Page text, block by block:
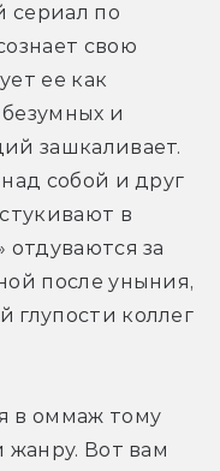
сериал по
свою
ее как
и
зашкаливает.
собой и друг
в
отдуваются за
после уныния,
глупости коллег
в оммаж тому
Вот вам